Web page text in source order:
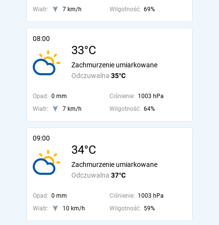
Wiatr: 7 km/h Wilgotność: 69%
08:00
33°C
Odczuwalna 35°C
Zachmurzenie umiarkowane
Opad: 0 mm Ciśnienie: 1003 hPa
Wiatr:
7 km/h Wilgotność: 64%
09:00
34°C
Odczuwalna 37°C
Zachmurzenie umiarkowane
Opad: 0 mm Ciśnienie: 1003 hPa
Wiatr:
10 km/h Wilgotność: 59%